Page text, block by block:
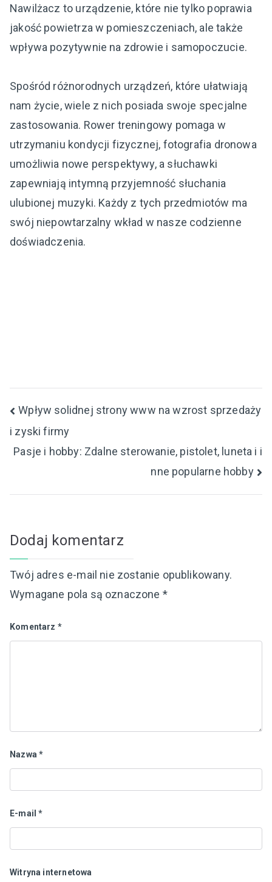
Nawilżacz to urządzenie, które nie tylko poprawia
jakość powietrza w pomieszczeniach, ale także
wpływa pozytywnie na zdrowie i samopoczucie.
Spośród różnorodnych urządzeń, które ułatwiają
nam życie, wiele z nich posiada swoje specjalne
zastosowania. Rower treningowy pomaga w
utrzymaniu kondycji fizycznej, fotografia dronowa
umożliwia nowe perspektywy, a słuchawki
zapewniają intymną przyjemność słuchania
ulubionej muzyki. Każdy z tych przedmiotów ma
swój niepowtarzalny wkład w nasze codzienne
doświadczenia.
Nawigacja
wpisu
Wpływ solidnej strony www na wzrost sprzedaży
i zyski firmy
Pasje i hobby: Zdalne sterowanie, pistolet, luneta i i
nne popularne hobby
Dodaj komentarz
Twój adres e-mail nie zostanie opublikowany.
Wymagane pola są oznaczone *
Komentarz *
Nazwa*
E-mail*
Witryna internetowa